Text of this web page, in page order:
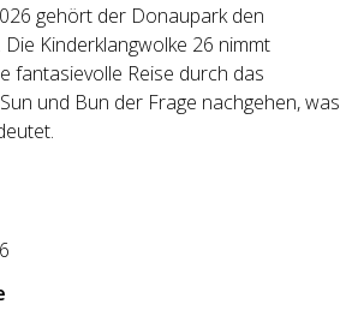
gehört der Donaupark den
Kinderklangwolke 26 nimmt
fantasievolle Reise durch das
und Bun der Frage nachgehen, was